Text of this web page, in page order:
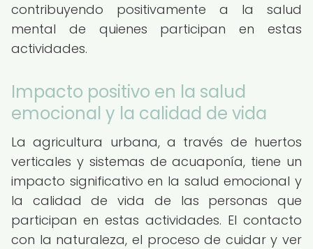
contribuyendo positivamente a la salud
mental de quienes participan en estas
actividades.
Impacto positivo en la salud
emocional y la calidad de vida
La agricultura urbana, a través de huertos
verticales y sistemas de acuaponía, tiene un
impacto significativo en la salud emocional y
la calidad de vida de las personas que
participan en estas actividades. El contacto
con la naturaleza, el proceso de cuidar y ver